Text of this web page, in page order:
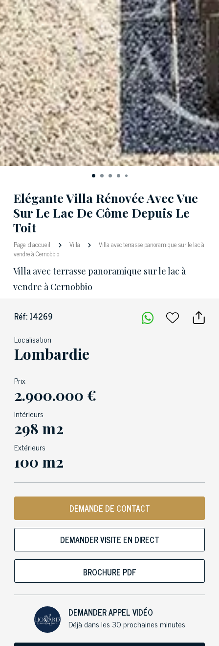
Elégante Villa Rénovée Avec Vue
Sur Le Lac De Côme Depuis Le
Toit
Page d'accueil Villa
Villa avec terrasse panoramique sur le lac à
vendre à Cernobbio
Villa avec terrasse panoramique sur le lac à
vendre à Cernobbio
Réf: 14269
Localisation
Lombardie
Prix
2.900.000 €
Intérieurs
298 m2
Extérieurs
100 m2
DEMANDE DE CONTACT
DEMANDER VISITE EN DIRECT
BROCHURE PDF
DEMANDER APPEL VIDÉO
Déjà dans les 30 prochaines minutes